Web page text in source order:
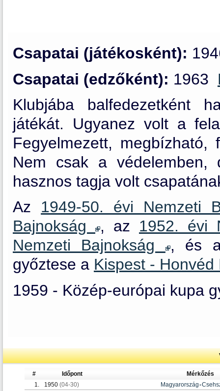
Csapatai (játékosként):
Csapatai (edzőként): 1963
Klubjába balfedezetként
játékát. Ugyanez volt a
Fegyelmezett, megbízható,
Nem csak a védelemben,
hasznos tagja volt
Az 1949-50. évi Nemzeti
Bajnokság
, az 1952. évi
Nemzeti Bajnokság
, és
győztese a Kispest -
1959 - Közép-európai kupa
# Időpont
Mérkőzés
1.
1950 (04-30) Magyarország-